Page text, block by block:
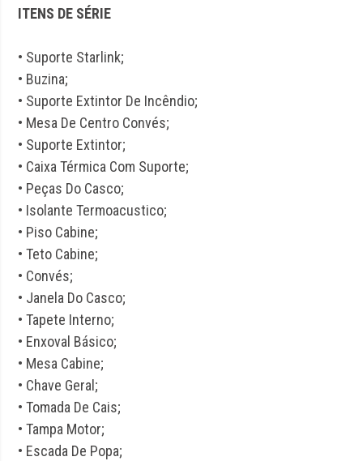
ITENS DE SÉRIE
• Suporte Starlink;
• Buzina;
• Suporte Extintor De Incêndio;
• Mesa De Centro Convés;
• Suporte Extintor;
• Caixa Térmica Com Suporte;
• Peças Do Casco;
• Isolante Termoacustico;
• Piso Cabine;
• Teto Cabine;
• Convés;
• Janela Do Casco;
• Tapete Interno;
• Enxoval Básico;
• Mesa Cabine;
• Chave Geral;
• Tomada De Cais;
• Tampa Motor;
• Escada De Popa;